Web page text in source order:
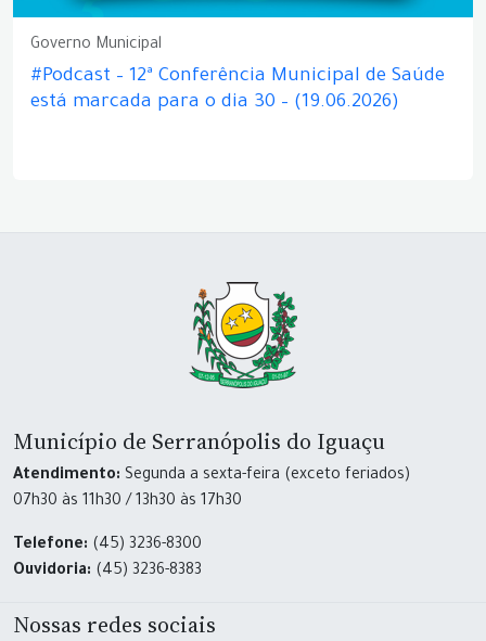
Governo Municipal
#Podcast – 12ª Conferência Municipal de Saúde
está marcada para o dia 30 – (19.06.2026)
Município de Serranópolis do Iguaçu
Atendimento: Segunda a sexta-feira (exceto feriados)
07h30 às 11h30 / 13h30 às 17h30
Telefone: (45) 3236-8300
Ouvidoria: (45) 3236-8383
Nossas redes sociais